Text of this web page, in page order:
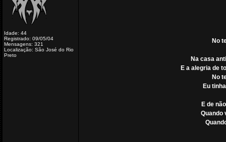
Idade: 44
Registrado: 09/05/04
Mensagens: 321
Localização: São José do Rio
Preto
No
Na casa
E a alegria de
No
Eu
E de
Quando